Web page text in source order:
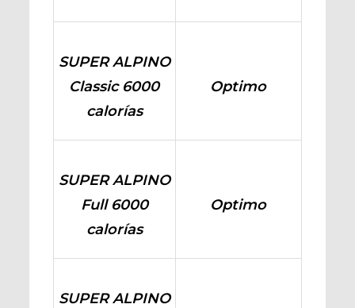
SUPER ALPINO
Classic 6000
calorías
Optimo
SUPER ALPINO
Full 6000
calorías
Optimo
SUPER ALPINO